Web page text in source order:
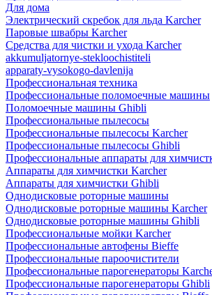
Для дома
Электрический скребок для льда Karcher
Паровые швабры Karcher
Средства для чистки и ухода Karcher
akkumuljatornye-stekloochistiteli
apparaty-vysokogo-davlenija
Профессиональная техника
Профессиональные поломоечные машины
Поломоечные машины Ghibli
Профессиональные пылесосы
Профессиональные пылесосы Karcher
Профессиональные пылесосы Ghibli
Профессиональные аппараты для
Аппараты для химчистки Karcher
Аппараты для химчистки Ghibli
Однодисковые роторные машины
Однодисковые роторные машины Karcher
Однодисковые роторные машины Ghibli
Профессиональные мойки Karcher
Профессиональные автофены Bieffe
Профессиональные пароочистители
Профессиональные парогенераторы
Профессиональные парогенераторы Ghibli